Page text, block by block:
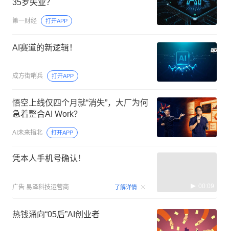
35岁失业？
第一财经 打开APP
AI赛道的新逻辑！
成方街哨兵 打开APP
悟空上线仅四个月就“消失”，大厂为何
急着整合AI Work？
AI未来指北 打开APP
凭本人手机号确认！
广告 易泽科技运营商 了解详情 00:09
热钱涌向“05后”AI创业者